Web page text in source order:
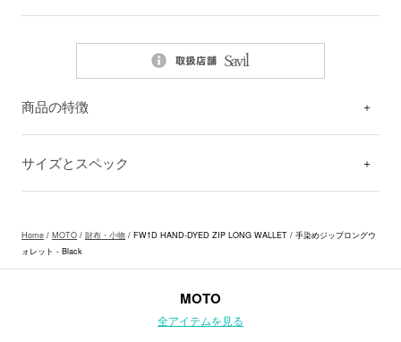
商品の特徴
サイズとスペック
Home / MOTO / 財布・小物 / FW1D HAND-DYED ZIP LONG WALLET / 手染めジップロングウ
ォレット - Black
MOTO
全アイテムを見る